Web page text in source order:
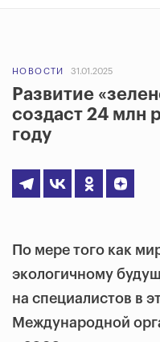
НОВОСТИ 31.01.2025
Развитие
создаст 24 млн
году
По мере того как
экологичному
на специалистов в
Международной